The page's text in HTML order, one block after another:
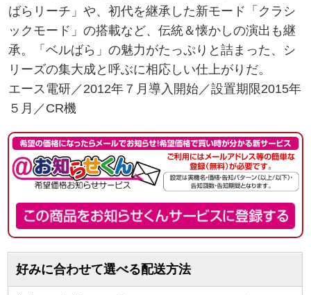
ばらリーチ」や、初代を継承した新モード「クラシ
ックモード」の搭載など、伝統＆懐かしの演出も継
承。「ベルばら」の魅力がたっぷりと詰まった、シ
リーズの集大成と呼ぶに相応しい仕上がりだ。
エース電研／2012年７月導入開始／設置期限2015年
５月／CR機
好みに合わせて選べる配送方法